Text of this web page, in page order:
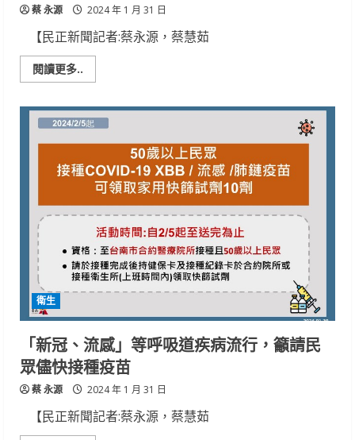
早
理
車
輛
蔡 永源 2024 年 1 月 31 日
【民正新聞記者:蔡永源，蔡慧茹
閱讀更多..
more
醫
院
動
添
驚
喜！
咖
啡
創
造
幸
福
職
衛生
「新冠、流感」等呼吸道疾病流行，籲請民
眾儘快接種疫苗
蔡 永源 2024 年 1 月 31 日
【民正新聞記者:蔡永源，蔡慧茹